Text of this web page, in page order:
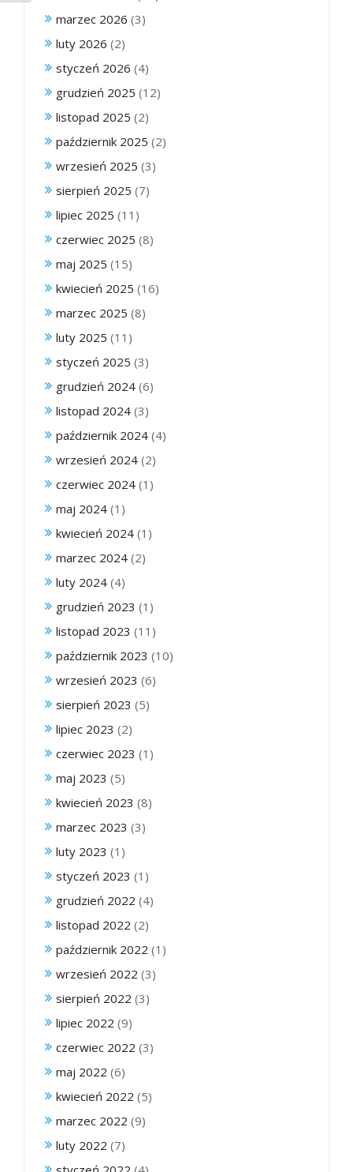
marzec 2026 (3)
luty 2026 (2)
styczeń 2026 (4)
grudzień 2025 (12)
listopad 2025 (2)
październik 2025 (2)
wrzesień 2025 (3)
sierpień 2025 (7)
lipiec 2025 (11)
czerwiec 2025 (8)
maj 2025 (15)
kwiecień 2025 (16)
marzec 2025 (8)
luty 2025 (11)
styczeń 2025 (3)
grudzień 2024 (6)
listopad 2024 (3)
październik 2024 (4)
wrzesień 2024 (2)
czerwiec 2024 (1)
maj 2024 (1)
kwiecień 2024 (1)
marzec 2024 (2)
luty 2024 (4)
grudzień 2023 (1)
listopad 2023 (11)
październik 2023 (10)
wrzesień 2023 (6)
sierpień 2023 (5)
lipiec 2023 (2)
czerwiec 2023 (1)
maj 2023 (5)
kwiecień 2023 (8)
marzec 2023 (3)
luty 2023 (1)
styczeń 2023 (1)
grudzień 2022 (4)
listopad 2022 (2)
październik 2022 (1)
wrzesień 2022 (3)
sierpień 2022 (3)
lipiec 2022 (9)
czerwiec 2022 (3)
maj 2022 (6)
kwiecień 2022 (5)
marzec 2022 (9)
luty 2022 (7)